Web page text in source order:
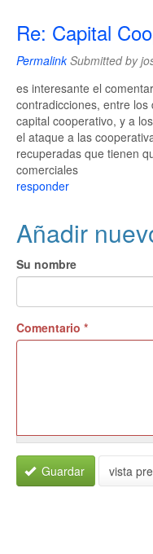
Re: Capital
PermalinkSubmitted by
es interesante el
contradicciones, entre
capital cooperativo, y a
el ataque a las
recuperadas que tienen
comerciales
responder
Añadir
Su nombre
Comentario *
Guardar vista